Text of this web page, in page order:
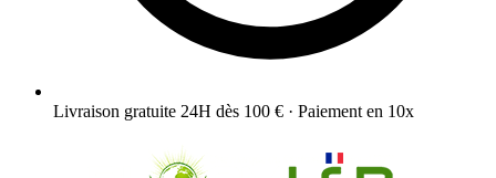
Livraison gratuite 24H dès 100 € · Paiement en 10x